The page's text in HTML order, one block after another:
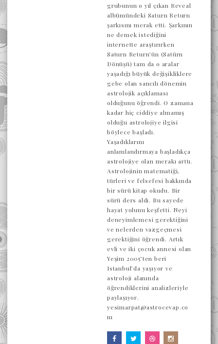
grubunun o yıl çıkan Reveal
albümündeki Saturn Return
şarkısını merak etti. Şarkının
ne demek istediğini
internette araştırırken
Saturn Return’ün (Satürn
Dönüşü) tam da o aralar
yaşadığı büyük değişikliklere
gebe olan sancılı dönemin
astrolojik açıklaması
olduğunu öğrendi. O zamana
kadar hiç ciddiye almamış
olduğu astrolojiye ilgisi
böylece başladı.
Yaşadıklarını
anlamlandırmaya başladıkça
astrolojiye olan merakı arttı.
Astrolojinin matematiği,
türleri ve felsefesi hakkında
bir sürü kitap okudu. Bir
sürü ders aldı. Bu sayede
hayat yolunu keşfetti. Neyi
deneyimlemesi gerektiğini
ve nelerden vazgeçmesi
gerektiğini öğrendi. Artık
evli ve iki çocuk annesi olan
Yeşim 2005’ten beri
Istanbul’da yaşıyor ve
astroloji alanında
öğrendiklerini analizleriyle
paylaşıyor.
yesimarpat@astrocevap.co
m